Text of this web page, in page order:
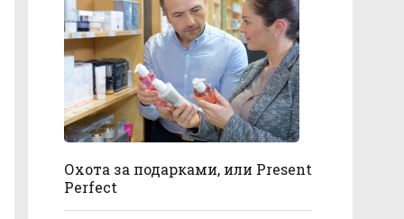
Охота за подарками, или Present
Perfect